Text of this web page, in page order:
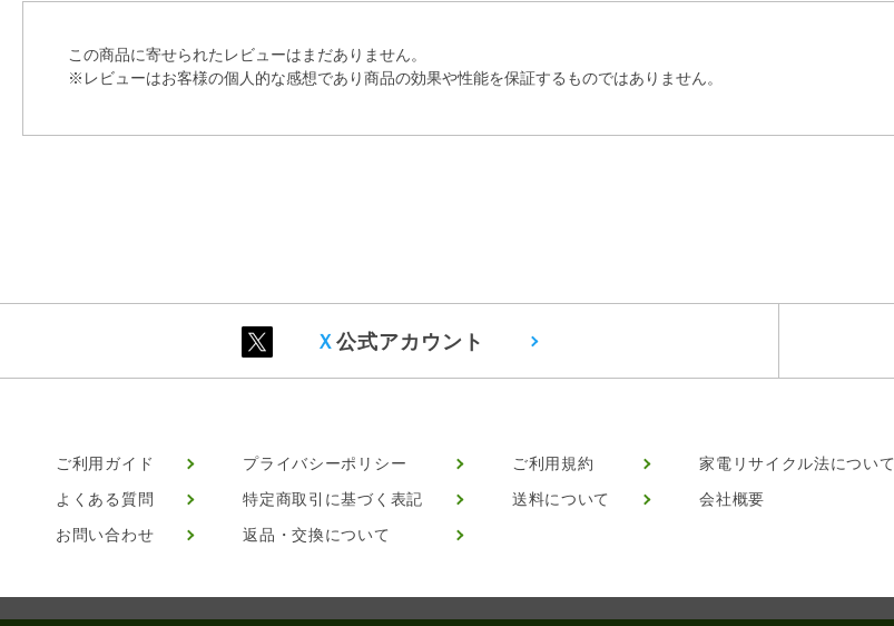
この商品に寄せられたレビューはまだありません。
※レビューはお客様の個人的な感想であり商品の効果や性能を保証するものではありません。
Ｘ公式アカウント
ご利用ガイド
よくある質問
お問い合わせ
プライバシーポリシー
特定商取引に基づく表記
返品・交換について
ご利用規約
送料について
家電リサイクル法について
会社概要